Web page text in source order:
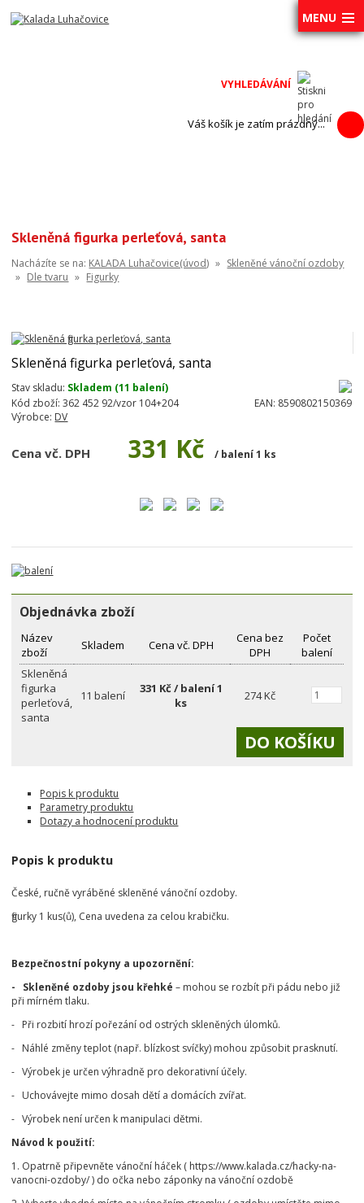
MENU
Váš košík je zatím prázdný...
Skleněná figurka perleťová, santa
Nacházíte se na: KALADA Luhačovice(úvod) » Skleněné vánoční ozdoby
» Dle tvaru » Figurky
Skleněná figurka perleťová, santa
Stav skladu: Skladem (11 balení)
Kód zboží: 362 452 92/vzor 104+204 EAN: 8590802150369
Výrobce: DV
Cena vč. DPH 331 Kč / balení 1 ks
Objednávka zboží
Název
zboží
Skladem Cena vč. DPH
Cena bez
DPH
Počet
balení
Skleněná
figurka
perleťová,
santa
11 balení
331 Kč / balení 1
ks
274 Kč
Popis k produktu
Parametry produktu
Dotazy a hodnocení produktu
Popis k produktu
České, ručně vyráběné skleněné vánoční ozdoby.
figurky 1 kus(ů), Cena uvedena za celou krabičku.
Bezpečnostní pokyny a upozornění:
- Skleněné ozdoby jsou křehké – mohou se rozbít při pádu nebo již
při mírném tlaku.
- Při rozbití hrozí pořezání od ostrých skleněných úlomků.
- Náhlé změny teplot (např. blízkost svíčky) mohou způsobit prasknutí.
- Výrobek je určen výhradně pro dekorativní účely.
- Uchovávejte mimo dosah dětí a domácích zvířat.
- Výrobek není určen k manipulaci dětmi.
Návod k použití:
1. Opatrně připevněte vánoční háček ( https://www.kalada.cz/hacky-na-
vanocni-ozdoby/ ) do očka nebo záponky na vánoční ozdobě